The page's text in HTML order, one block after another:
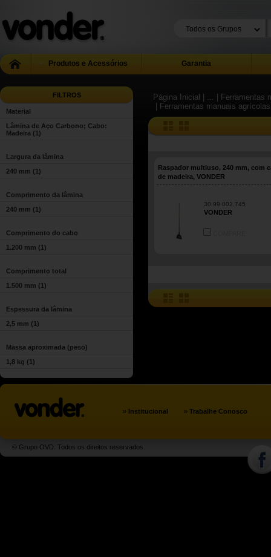
Produtos e Acessórios Garantia
FILTROS
Material
Lâmina de Aço Carbono; Cabo:
Madeira (1)
Largura da lâmina
240 mm (1)
Comprimento da lâmina
240 mm (1)
Comprimento do cabo
1.200 mm (1)
Comprimento total
1.500 mm (1)
Espessura da lâmina
2,5 mm (1)
Massa aproximada (peso)
1,8 kg (1)
Página Inicial | ...
|
| Ferramentas manuais
Raspador multiuso, 240 mm, com
de madeira, VONDER
30.99.002.745
VONDER
» Institucional » Trabalhe Conosco
© Grupo OVD. Todos os direitos reservados.